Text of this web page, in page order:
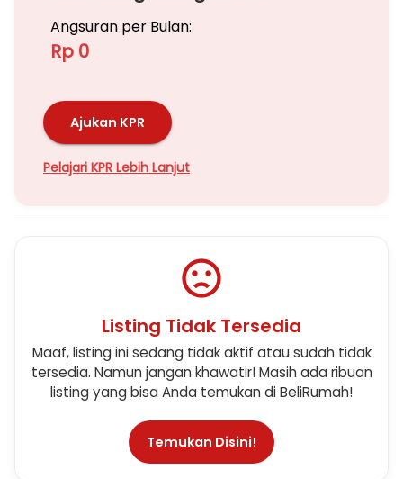
Angsuran per Bulan:
Rp 0
Ajukan KPR
Pelajari KPR Lebih Lanjut
Listing Tidak Tersedia
Maaf, listing ini sedang tidak aktif atau sudah tidak
tersedia. Namun jangan khawatir! Masih ada ribuan
listing yang bisa Anda temukan di BeliRumah!
Temukan Disini!